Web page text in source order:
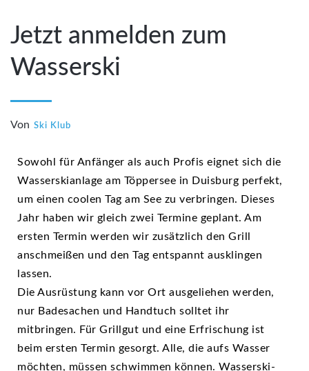
Jetzt anmelden zum
Wasserski
Von Ski Klub
Sowohl für Anfänger als auch Profis eignet sich die
Wasserskianlage am Töppersee in Duisburg perfekt,
um einen coolen Tag am See zu verbringen. Dieses
Jahr haben wir gleich zwei Termine geplant. Am
ersten Termin werden wir zusätzlich den Grill
anschmeißen und den Tag entspannt ausklingen
lassen.
Die Ausrüstung kann vor Ort ausgeliehen werden,
nur Badesachen und Handtuch solltet ihr
mitbringen. Für Grillgut und eine Erfrischung ist
beim ersten Termin gesorgt. Alle, die aufs Wasser
möchten, müssen schwimmen können. Wasserski-